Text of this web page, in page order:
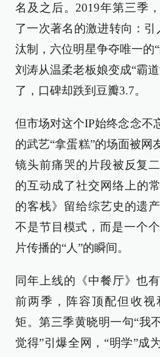
名及之后。2019年第三季
了一次著名的激进转向：
汰制，六位明星争夺唯一的
刘涛从温柔老板娘变成“霸
了，口碑却跌到豆瓣3.7。
但市场对这个IP始终念念不
的武艺“拿蛋糕”的场面被网
镜头前痛哭的片段被反复
的互动成了社交网络上的
的客栈》留给综艺史的遗
不是节目模式，而是一个
片传播的“人”的瞬间。
同年上线的《中餐厅》也
前两季，阵容顶配但收视
矩。第三季黄晓明一句“我
觉得”引爆全网，“明学”成